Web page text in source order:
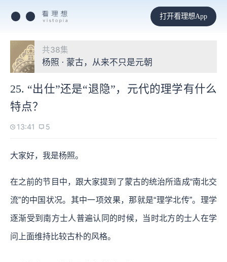
打开看理想App
共38集
杨照 · 蒙古，从来不只是元朝
25. “出仕”还是“退隐”，元代的理学有什么
特点？
13:41 5
大家好，我是杨照。
在之前的节目中，跟大家提到了蒙古的统治所造成“南北交
流”的中国状况。其中一项效果，那就是“理学北传”。理学
逐渐受到南方士人普遍认同的时候，当时北方的士人在学
问上面维持比较古朴的风格。